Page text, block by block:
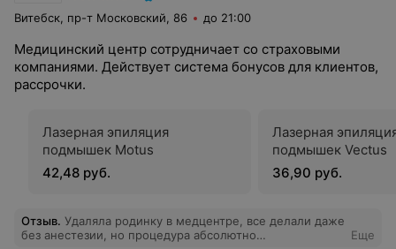
Витебск, пр-т Московский, 86 до 21:00
Медицинский центр сотрудничает со страховыми
компаниями. Действует система бонусов для клиентов,
рассрочки.
Лазерная эпиляция
подмышек Motus
42,48 руб.
Лазерная
подмышек Vectus
36,90 руб.
Отзыв. Удаляла родинку в медцентре, все делали даже
без анестезии, но процедура абсолютно
Еще